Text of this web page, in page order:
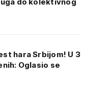
hara Srbijom! U 3
Oglasio se